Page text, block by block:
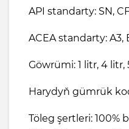
API standarty: SN,
ACEA standarty: A3,
Göwrümi: 1 litr, 4 litr,
Harydyň gümrük
Töleg şertleri: 100%